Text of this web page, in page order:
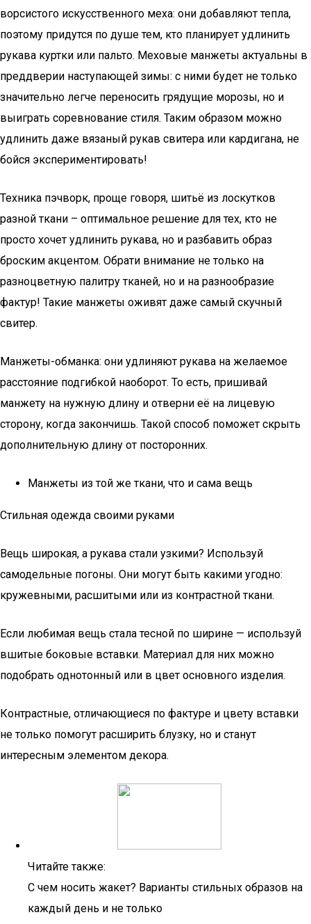
ворсистого искусственного меха: они добавляют тепла,
поэтому придутся по душе тем, кто планирует удлинить
рукава куртки или пальто. Меховые манжеты актуальны в
преддверии наступающей зимы: с ними будет не только
значительно легче переносить грядущие морозы, но и
выиграть соревнование стиля. Таким образом можно
удлинить даже вязаный рукав свитера или кардигана, не
бойся экспериментировать!
Техника пэчворк, проще говоря, шитьё из лоскутков
разной ткани – оптимальное решение для тех, кто не
просто хочет удлинить рукава, но и разбавить образ
броским акцентом. Обрати внимание не только на
разноцветную палитру тканей, но и на разнообразие
фактур! Такие манжеты оживят даже самый скучный
свитер.
Манжеты-обманка: они удлиняют рукава на желаемое
расстояние подгибкой наоборот. То есть, пришивай
манжету на нужную длину и отверни её на лицевую
сторону, когда закончишь. Такой способ поможет скрыть
дополнительную длину от посторонних.
Манжеты из той же ткани, что и сама вещь
Стильная одежда своими руками
Вещь широкая, а рукава стали узкими? Используй
самодельные погоны. Они могут быть какими угодно:
кружевными, расшитыми или из контрастной ткани.
Если любимая вещь стала тесной по ширине — используй
вшитые боковые вставки. Материал для них можно
подобрать однотонный или в цвет основного изделия.
Контрастные, отличающиеся по фактуре и цвету вставки
не только помогут расширить блузку, но и станут
интересным элементом декора.
Читайте также:
С чем носить жакет? Варианты стильных образов на
каждый день и не только